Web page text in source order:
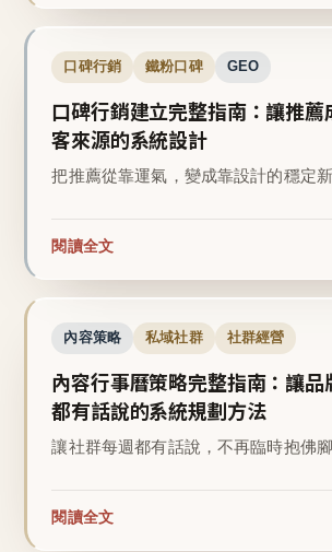
口碑行銷 鐵粉口碑 GEO
口碑行銷建立完整指南：讓推薦
客來源的系統設計
把推薦從靠運氣，變成靠設計的穩定新
閱讀全文
內容策略 私域社群 社群經營
內容行事曆策略完整指南：讓品
都有話說的系統規劃方法
讓社群每週都有話說，不再臨時抱佛腳
閱讀全文